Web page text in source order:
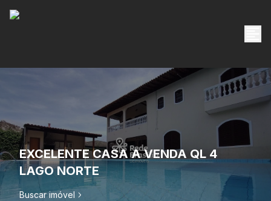
EXCELENTE CASA A VENDA QL 4
LAGO NORTE
Buscar imóvel